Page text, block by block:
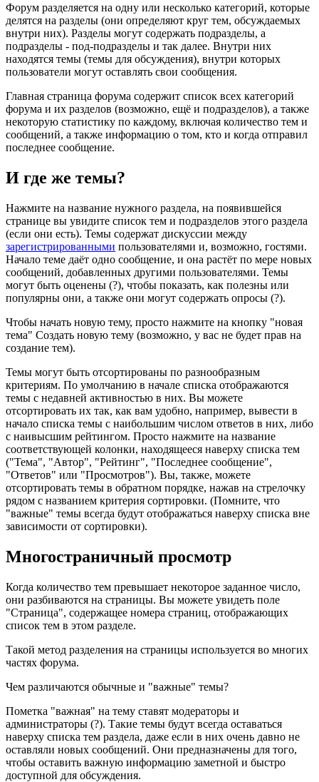
Форум разделяется на одну или несколько категорий, которые
делятся на разделы (они определяют круг тем, обсуждаемых
внутри них). Разделы могут содержать подразделы, а
подразделы - под-подразделы и так далее. Внутри них
находятся темы (темы для обсуждения), внутри которых
пользователи могут оставлять свои сообщения.
Главная страница форума содержит список всех категорий
форума и их разделов (возможно, ещё и подразделов), а также
некоторую статистику по каждому, включая количество тем и
сообщений, а также информацию о том, кто и когда отправил
последнее сообщение.
И где же темы?
Нажмите на название нужного раздела, на появившейся
странице вы увидите список тем и подразделов этого раздела
(если они есть). Темы содержат дискуссии между
зарегистрированными пользователями и, возможно, гостями.
Начало теме даёт одно сообщение, и она растёт по мере новых
сообщений, добавленных другими пользователями. Темы
могут быть оценены (?), чтобы показать, как полезны или
популярны они, а также они могут содержать опросы (?).
Чтобы начать новую тему, просто нажмите на кнопку "новая
тема" Создать новую тему (возможно, у вас не будет прав на
создание тем).
Темы могут быть отсортированы по разнообразным
критериям. По умолчанию в начале списка отображаются
темы с недавней активностью в них. Вы можете
отсортировать их так, как вам удобно, например, вывести в
начало списка темы с наибольшим числом ответов в них, либо
с наивысшим рейтингом. Просто нажмите на название
соответствующей колонки, находящееся наверху списка тем
("Тема", "Автор", "Рейтинг", "Последнее сообщение",
"Ответов" или "Просмотров"). Вы, также, можете
отсортировать темы в обратном порядке, нажав на стрелочку
рядом с названием критерия сортировки. (Помните, что
"важные" темы всегда будут отображаться наверху списка вне
зависимости от сортировки).
Многостраничный просмотр
Когда количество тем превышает некоторое заданное число,
они разбиваются на страницы. Вы можете увидеть поле
"Страница", содержащее номера страниц, отображающих
список тем в этом разделе.
Такой метод разделения на страницы используется во многих
частях форума.
Чем различаются обычные и "важные" темы?
Пометка "важная" на тему ставят модераторы и
администраторы (?). Такие темы будут всегда оставаться
наверху списка тем раздела, даже если в них очень давно не
оставляли новых сообщений. Они предназначены для того,
чтобы оставить важную информацию заметной и быстро
доступной для обсуждения.